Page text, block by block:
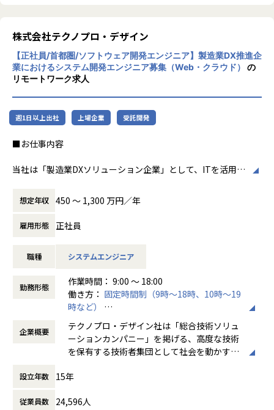
【豊富な研修制度】
自社研修以外にもUdemyやAidemyなどの外部e-Learningの
コンテンツも会社負担でご利用いただけます。
技術研修数：1,092研修
ヒューマン&ビジネス系研修：155研修
《これまでに研修を受講したエンジニアは97,492名》
階層別、職能別、目的・課題別の研修プログラムを200種以
上用意しており、いつでも学ぶことができます。
全国60校以上の外部スクールも活用OK！多様なニーズに対
その他にもさまざまなプログラムを用意しております。
【業務の変更の範囲】
４．各々の技術力の成長ができる環境です。
５．ライフワークバランスが取りやすいです。
【働く環境】
リーディングカンパニーとして業界価値を高めるために、
そして、エンジニアの選択肢が多い働きやすい職場環境をつ
くるために、様々な取り組みを行っています。
例えば、技術コンサルティング業務のさらなる強化。これに
エンジニアが安定的に強みを磨き続ける環境づくりができる
現在53歳の現役エンジニアとしてプロジェクトを統括する社
る環境」との声が上がっています。
の独自の研修制度や、
技術を育てる技術が、テクノプロ・デザイン社には溢れてい
【豊富な研修制度】
自社研修以外にもUdemyやAidemyなどの外部e-Learningの
コンテンツも会社負担でご利用いただけます。
技術研修数：1,092研修
ヒューマン&ビジネス系研修：155研修
階層別、職能別、目的・課題別の研修プログラムを200種以
いつでも学ぶことができます。
程プロジェクトの増加といった世の中で技術
者集団として価値提供を行うために、エンジ
ニアが生涯活躍できる環境を考え事業運営を
行っています。
株式会社テクノプロ・デザイン
【正社員/首都圏/ソフトウェア開発エンジニア】製造業DX推進企
業におけるシステム開発エンジニア募集（Web・クラウド）
の
リモートワーク求人
週1日以上出社 上場企業 受託開発
■お仕事内容
当社は「製造業DXソリューション企業」として、ITを活用し
を行っています。
自社内にコンサルタント、アーキテクト、PM/PLをはじめと
する開発チームを擁し、顧客の企画構想から開発、導入まで
一気通貫で行える体制を整えています。
タサイエンティスト計8,000名以上が在籍しており、自社開
可能となっています。
こうした技術を軸とした顧客伴走型の課題解決ビジネスや自
社開発技術の提案型開発をさらに強化するため、多くのエン
ジニアを求めております。
また当社はメーカーや自社サービス開発企業との取引が85%
を超えています。そのため「発注側」の立場で能力を発揮い
デンソー、三菱電機、本田技研工業、日立製作所、
想定年収 450 〜 1,300 万円／年
雇用形態 正社員
職種 システムエンジニア
勤務形態
作業時間： 9:00 ～ 18:00
働き方： 固定時間制（9時～18時、10時～19
時など）
時間外労働の有無： 有（月平均20時間）
休憩時間： 60分
企業概要
テクノプロ・デザイン社は「総合技術ソリュ
ーションカンパニー」を掲げる、高度な技術
を保有する技術者集団として社会を動かすこ
に渡ります。いわゆる技術者派遣と呼ばれ
設立年数 15年
従業員数 24,596人